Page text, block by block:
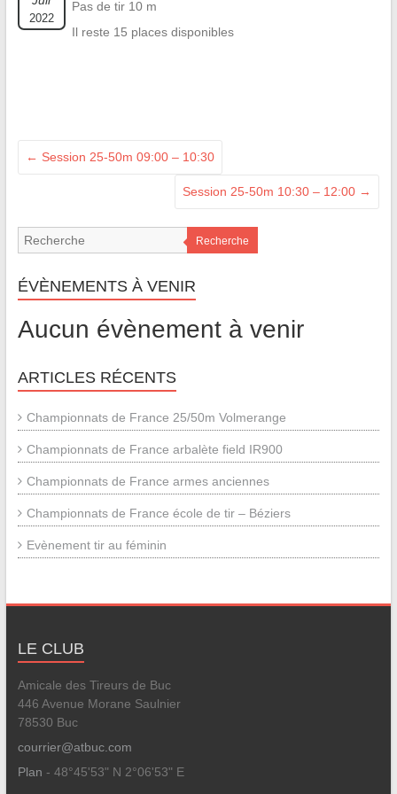
2022
Pas de tir 10 m
Il reste 15 places disponibles
← Session 25-50m 09:00 – 10:30
Session 25-50m 10:30 – 12:00 →
Recherche
ÉVÈNEMENTS À VENIR
Aucun évènement à venir
ARTICLES RÉCENTS
Championnats de France 25/50m Volmerange
Championnats de France arbalète field IR900
Championnats de France armes anciennes
Championnats de France école de tir – Béziers
Evènement tir au féminin
LE CLUB
Amicale des Tireurs de Buc
446 Avenue Morane Saulnier
78530 Buc
courrier@atbuc.com
Plan - 48°45'53" N 2°06'53" E